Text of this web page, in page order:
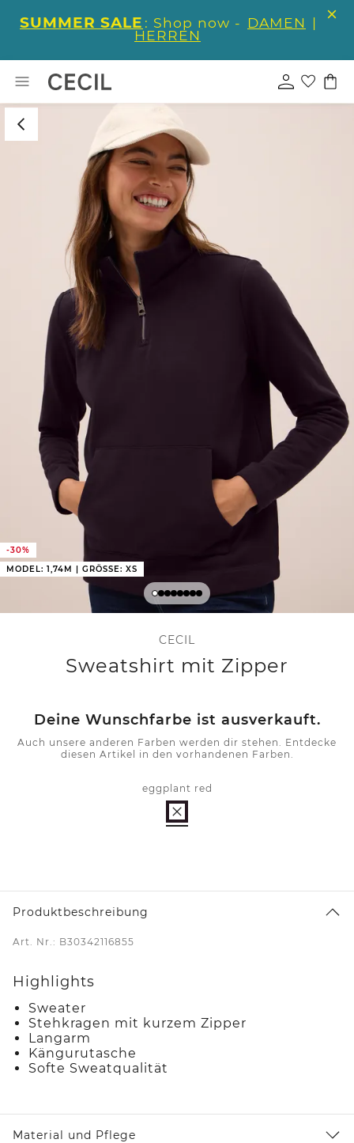
SUMMER SALE : Shop now - DAMEN |
HERREN
-30%
MODEL: 1,74M | GRÖSSE: XS
CECIL
Sweatshirt mit Zipper
Deine Wunschfarbe ist ausverkauft.
Auch unsere anderen Farben werden dir stehen. Entdecke
diesen Artikel in den vorhandenen Farben.
eggplant red
Produktbeschreibung
Art. Nr.: B30342116855
Highlights
Sweater
Stehkragen mit kurzem Zipper
Langarm
Kängurutasche
Softe Sweatqualität
Material und Pflege